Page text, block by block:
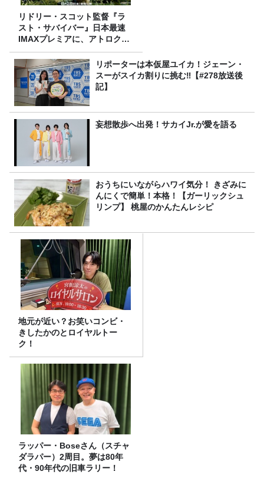
リドリー・スコット監督『ラ
スト・サバイバー』日本最速
IMAXプレミアに、アトロクリ
スナー60名をご招待！
リポーターは本仮屋ユイカ！ジェーン・
スーがスイカ割りに挑む‼【#278放送後
記】
妄想散歩へ出発！サカイJr.が愛を語る
おうちにいながらハワイ気分！ きざみに
んにくで簡単！本格！【ガーリックシュ
リンプ】 桃屋のかんたんレシピ
地元が近い？お笑いコンビ・
きしたかのとロイヤルトー
ク！
ラッパー・Boseさん（スチャ
ダラパー）2周目。夢は80年
代・90年代の旧車ラリー！